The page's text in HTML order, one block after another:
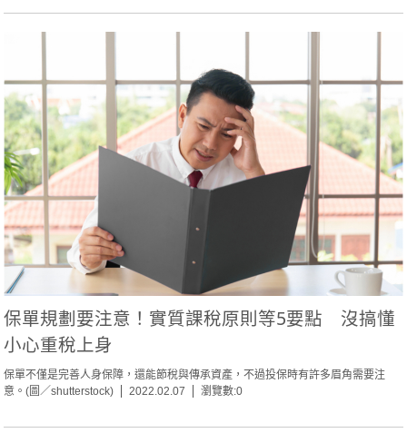
保單規劃要注意！實質課稅原則等5要點 沒搞懂
小心重稅上身
保單不僅是完善人身保障，還能節稅與傳承資產，不過投保時有許多眉角需要注
意。(圖／shutterstock)
2022.02.07 瀏覽數:0